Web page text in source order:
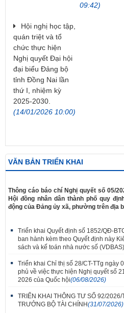
09:42)
Hội nghị học tập,
quán triệt và tổ
chức thực hiện
Nghị quyết Đại hội
đại biểu Đảng bộ
tỉnh Đồng Nai lần
thứ I, nhiệm kỳ
2025-2030.
(14/01/2026 10:00)
VĂN BẢN TRIỂN KHAI
​Thông cáo báo chí Nghị quyết số 05/
Hội đồng nhân dân thành phố quy
động của Đảng ủy xã, phường trên địa
Triển khai Quyết định số 1852/QĐ-
ban hành kèm theo Quyết định này
sách và kế toán nhà nước số (VDBAS).
Triển khai Chỉ thị số 28/CT-TTg ngày
phủ về việc thực hiện Nghị quyết số
2026 của Quốc hội(06/08/2026)
TRIỂN KHAI THÔNG TƯ SỐ 92/
TRƯỞNG BỘ TÀI CHÍNH(31/07/2026)